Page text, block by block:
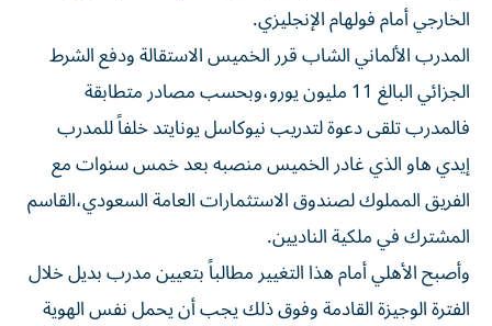
المدرب الألماني الشاب قرر الخميس الاستقالة ودفع الشرط
الجزائي البالغ 11 مليون يورو،وبحسب مصادر متطابقة
فالمدرب تلقى دعوة لتدريب نيوكاسل يونايتد خلفاً للمدرب
إيدي هاو الذي غادر الخميس منصبه بعد خمس سنوات مع
الفريق المملوك لصندوق الاستثمارات العامة السعودي،القاسم
المشترك في ملكية الناديين.
وأصبح الأهلي أمام هذا التغيير مطالباً بتعيين مدرب بديل خلال
الفترة الوجيزة القادمة وفوق ذلك يجب أن يحمل نفس الهوية